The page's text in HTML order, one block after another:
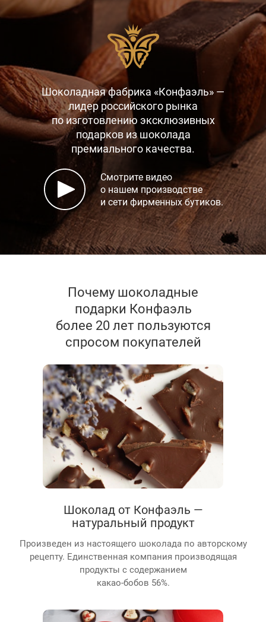
Шоколадная фабрика «Конфаэль» —
лидер российского рынка
по изготовлению эксклюзивных
подарков из шоколада
премиального качества.
Смотрите видео
о нашем производстве
и сети фирменных бутиков.
Почему шоколадные
подарки Конфаэль
более 20 лет пользуются
спросом покупателей
Шоколад от Конфаэль —
натуральный продукт
Произведен из настоящего шоколада по авторскому
рецепту. Единственная компания производящая
продукты с содержанием
какао-бобов 56%.